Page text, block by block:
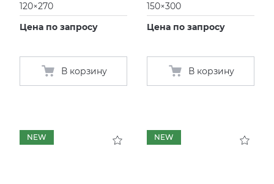
120×270
Цена по запросу
В корзину
150×300
Цена по запросу
В корзину
NEW NEW